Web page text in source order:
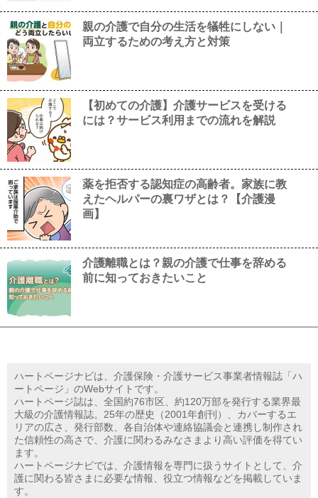
親の介護で自分の生活を犠牲にしない｜
両立するための考え方と対策
【初めての介護】介護サービスを受ける
には？サービス利用までの流れを解説
薬を拒否する認知症の高齢者。家族に教
えたヘルパーの裏ワザとは？【介護漫
画】
介護離職とは？親の介護で仕事を辞める
前に知っておきたいこと
ハートページナビは、介護保険・介護サービス事業者情報誌「ハ
ートページ」のWebサイトです。
ハートページ誌は、全国約76市区、約120万部を発行する業界最
大級の介護情報誌。25年の歴史（2001年創刊）、カバーするエ
リアの広さ、発行部数、各自治体や連絡協議会と連携し制作され
た信頼性の高さで、介護に関わるみなさまより高い評価を得てい
ます。
ハートページナビでは、介護情報を専門に扱うサイトとして、介
護に関わる皆さまに必要な情報、役立つ情報などを掲載していま
す。